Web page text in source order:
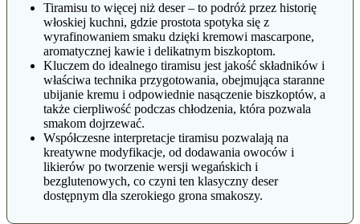
Tiramisu to więcej niż deser – to podróż przez historię
włoskiej kuchni, gdzie prostota spotyka się z
wyrafinowaniem smaku dzięki kremowi mascarpone,
aromatycznej kawie i delikatnym biszkoptom.
Kluczem do idealnego tiramisu jest jakość składników i
właściwa technika przygotowania, obejmująca staranne
ubijanie kremu i odpowiednie nasączenie biszkoptów, a
także cierpliwość podczas chłodzenia, która pozwala
smakom dojrzewać.
Współczesne interpretacje tiramisu pozwalają na
kreatywne modyfikacje, od dodawania owoców i
likierów po tworzenie wersji wegańskich i
bezglutenowych, co czyni ten klasyczny deser
dostępnym dla szerokiego grona smakoszy.